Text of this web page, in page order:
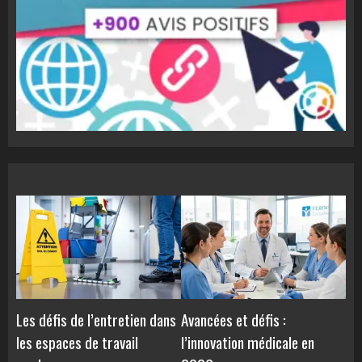
Les défis de l’entretien dans
les espaces de travail
Avancées et défis :
l’innovation médicale en